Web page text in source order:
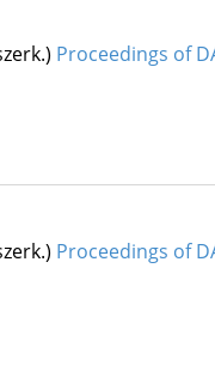
Proceedings of
Proceedings of